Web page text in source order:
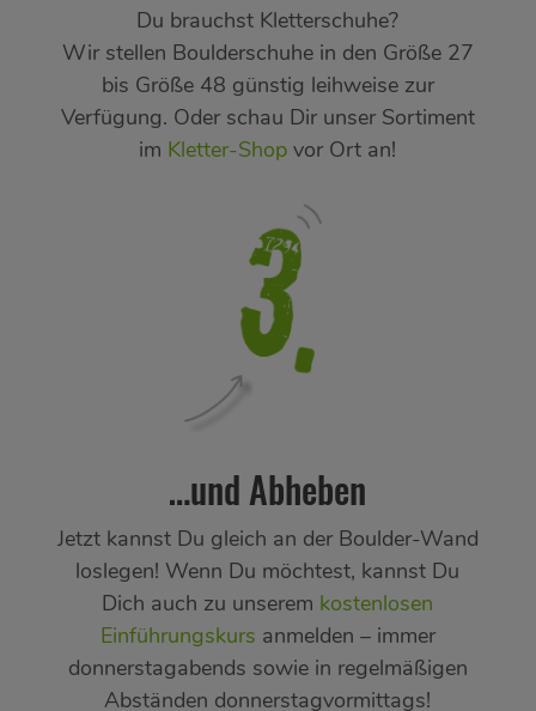
Du brauchst Kletterschuhe?
Wir stellen Boulderschuhein den Größe 27
bis Größe 48 günstig leihweise zur
Verfügung. Oder schau Dir unser Sortiment
im Kletter-Shop vor Ort an!
…und Abheben
Jetzt kannst Du gleich an der Boulder-Wand
loslegen! Wenn Du möchtest, kannst Du
Dich auch zu unserem kostenlosen
Einführungskurs anmelden – immer
donnerstagabends sowie in regelmäßigen
Abständen donnerstagvormittags!